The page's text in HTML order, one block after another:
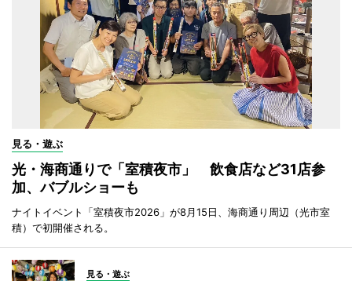
見る・遊ぶ
光・海商通りで「室積夜市」 飲食店など31店参
加、バブルショーも
ナイトイベント「室積夜市2026」が8月15日、海商通り周辺（光市室
積）で初開催される。
見る・遊ぶ